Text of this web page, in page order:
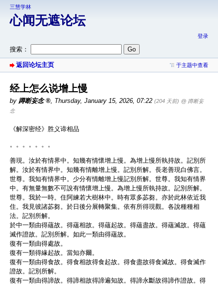
三慧学林
心闻无遮论坛
登录
搜索：
返回论坛主页 于主题中查看
经上怎么说增上慢
by 蹲断妄念 , Thursday, January 15, 2026, 07:22 (204 天前) @ 蹲断妄
念
《解深密经》胜义谛相品
。。。。。。。
善現。汝於有情界中。知幾有情懷增上慢。為增上慢所執持故。記別所
解。汝於有情界中。知幾有情離增上慢。記別所解。長老善現白佛言。
世尊。我知有情界中。少分有情離增上慢記別所解。世尊。我知有情界
中。有無量無數不可說有情懷增上慢。為增上慢所執持故。記別所解。
世尊。我於一時。住阿練若大樹林中。時有眾多苾芻。亦於此林依近我
住。我見彼諸苾芻。於日後分展轉聚集。依有所得現觀。各說種種相
法。記別所解。
於中一類由得蘊故。得蘊相故。得蘊起故。得蘊盡故。得蘊滅故。得蘊
滅作證故。記別所解。如此一類由得蘊故。
復有一類由得處故。
復有一類得緣起故。當知亦爾。
復有一類由得食故。得食相故得食起故。得食盡故得食滅故。得食滅作
證故。記別所解。
復有一類由得諦故。得諦相故得諦遍知故。得諦永斷故得諦作證故。得